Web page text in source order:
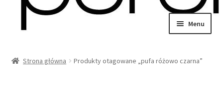
Menu
Strona główna Produkty otagowane „pufa różowo czarna”